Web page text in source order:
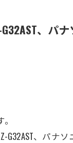
、パ
、パナソ